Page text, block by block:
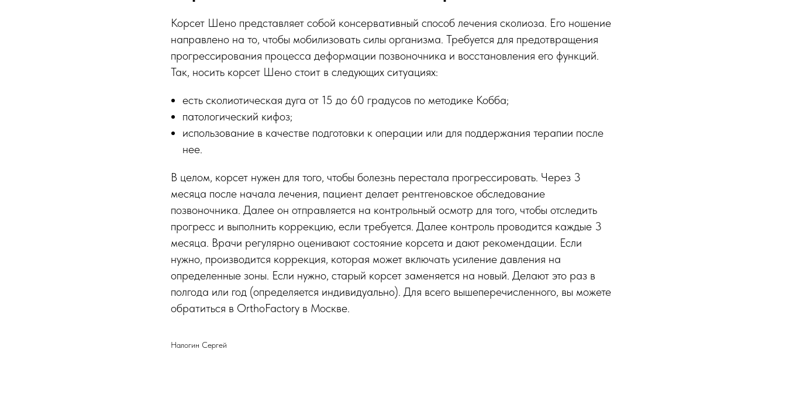
Корсет Шено представляет собой консервативный способ лечения сколиоза. Его ношение
направлено на то, чтобы мобилизовать силы организма. Требуется для предотвращения
прогрессирования процесса деформации позвоночника и восстановления его функций.
Так, носить корсет Шено стоит в следующих ситуациях:
есть сколиотическая дуга от 15 до 60 градусов по методике Кобба;
патологический кифоз;
использование в качестве подготовки к операции или для поддержания терапии после
нее.
В целом, корсет нужен для того, чтобы болезнь перестала прогрессировать. Через 3
месяца после начала лечения, пациент делает рентгеновское обследование
позвоночника. Далее он отправляется на контрольный осмотр для того, чтобы отследить
прогресс и выполнить коррекцию, если требуется. Далее контроль проводится каждые 3
месяца. Врачи регулярно оценивают состояние корсета и дают рекомендации. Если
нужно, производится коррекция, которая может включать усиление давления на
определенные зоны. Если нужно, старый корсет заменяется на новый. Делают это раз в
полгода или год (определяется индивидуально). Для всего вышеперечисленного, вы можете
обратиться в OrthoFactory в Москве.
Налогин Сергей